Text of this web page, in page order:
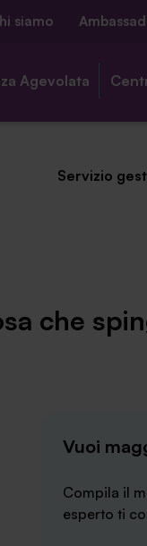
siamo
Agevolata
Servizio
che
Vuoi
Compila il
esperto ti